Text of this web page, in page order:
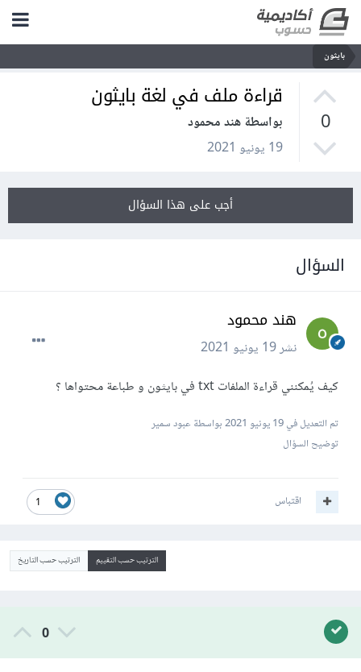
بايثون
0
قراءة ملف في لغة بايثون
بواسطة هند محمود
19 يونيو 2021
أجب على هذا السؤال
السؤال
هند محمود
نشر19 يونيو 2021
كيف يُمكنني قراءة الملفات txt في بايثون و طباعة محتواها ؟
تم التعديل في19 يونيو 2021
بواسطة عبود سمير
توضيح السؤال
1 اقتباس
الترتيب حسب التقييم الترتيب حسب التاريخ
0